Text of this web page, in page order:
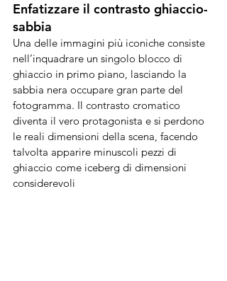
Enfatizzare il contrasto ghiaccio-
sabbia
Una delle immagini più iconiche consiste
nell’inquadrare un singolo blocco di
ghiaccio in primo piano, lasciando la
sabbia nera occupare gran parte del
fotogramma. Il contrasto cromatico
diventa il vero protagonista e si perdono
le reali dimensioni della scena, facendo
talvolta apparire minuscoli pezzi di
ghiaccio come iceberg di dimensioni
considerevoli